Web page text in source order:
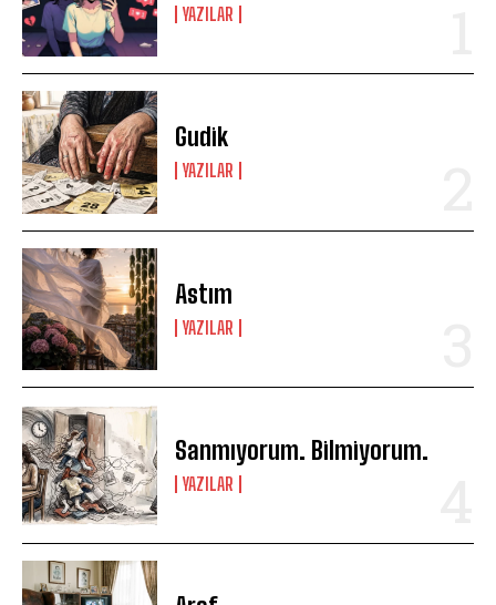
YAZILAR
Gudik
YAZILAR
Astım
YAZILAR
Sanmıyorum. Bilmiyorum.
YAZILAR